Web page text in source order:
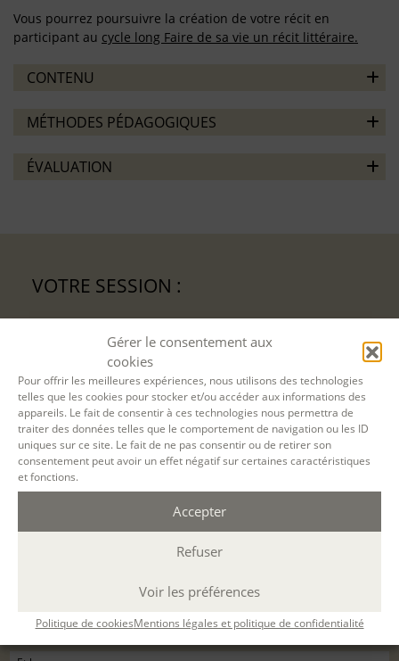
Gérer le consentement aux
cookies
Pour offrir les meilleures expériences, nous utilisons des technologies
telles que les cookies pour stocker et/ou accéder aux informations des
appareils. Le fait de consentir à ces technologies nous permettra de
traiter des données telles que le comportement de navigation ou les ID
uniques sur ce site. Le fait de ne pas consentir ou de retirer son
consentement peut avoir un effet négatif sur certaines caractéristiques
et fonctions.
Accepter
Refuser
Voir les préférences
Politique de cookiesMentions légales et politique de confidentialité
Vous pourrez poursuivre la création de votre récit en
participant au cycle long Faire de sa vie un récit littéraire.
CONTENU
MÉTHODES PÉDAGOGIQUES
ÉVALUATION
VOTRE SESSION :
Faire de sa vie un récit littéraire – Initiation
[nouveauté]du
02 Déc. 2023
àA distance par Teams(Durée : 18 h. ; 9h30-
12h30 / 14h-17h )
Désolé, la réservation en ligne pour cette
session de formation est terminée.